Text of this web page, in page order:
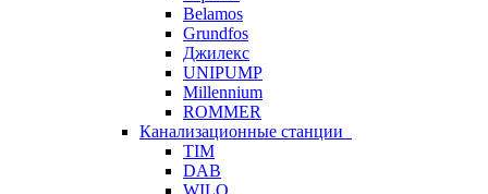
Belamos
Grundfos
Джилекс
UNIPUMP
Millennium
ROMMER
Канализационные станции
TIM
DAB
WILO